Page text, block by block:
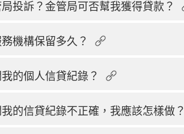
投訴？金管局可否幫我獲得貸款？
機構保留多久？
的個人信貸紀錄？
的信貸紀錄不正確，我應該怎樣做？